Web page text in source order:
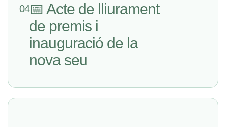
04📅 Acte de lliurament
de premis i
inauguració de la
nova seu